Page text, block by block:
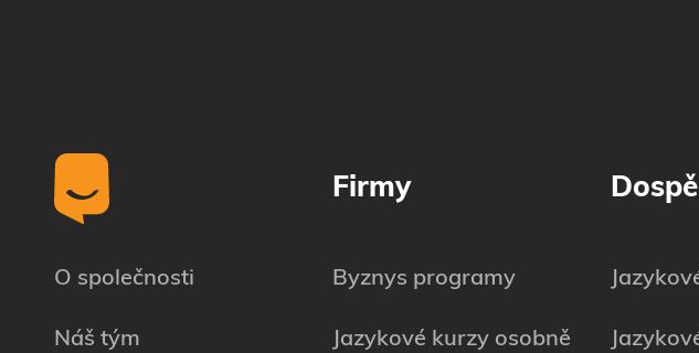
O společnosti
Náš tým
Firmy
Byznys programy
Jazykové kurzy osobně